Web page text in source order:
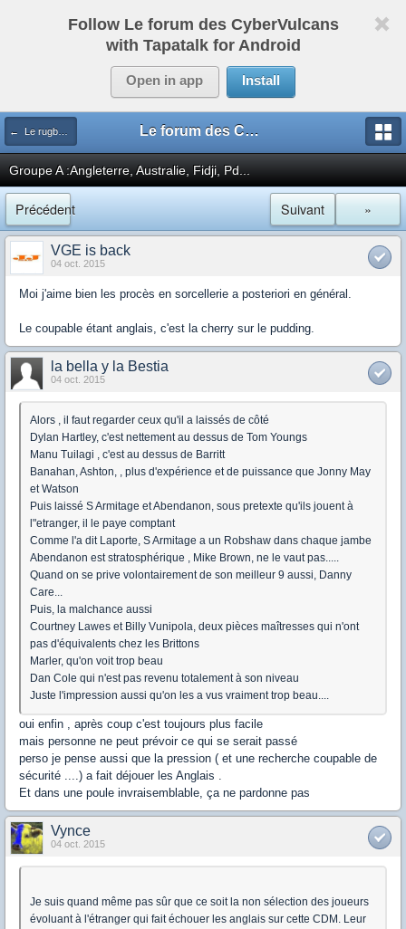
Follow Le forum des CyberVulcans
with Tapatalk for Android
Open in app Install
← Le rugby international Le forum des CyberVulcans
Groupe A :Angleterre, Australie, Fidji, Pd...
Précédent »
Suivant
VGE is back
04 oct. 2015
Moi j'aime bien les procès en sorcellerie a posteriori en général.
Le coupable étant anglais, c'est la cherry sur le pudding.
la bella y la Bestia
04 oct. 2015
Alors , il faut regarder ceux qu'il a laissés de côté
Dylan Hartley, c'est nettement au dessus de Tom Youngs
Manu Tuilagi , c'est au dessus de Barritt
Banahan, Ashton, , plus d'expérience et de puissance que Jonny May
et Watson
Puis laissé S Armitage et Abendanon, sous pretexte qu'ils jouent à
l"etranger, il le paye comptant
Comme l'a dit Laporte, S Armitage a un Robshaw dans chaque jambe
Abendanon est stratosphérique , Mike Brown, ne le vaut pas.....
Quand on se prive volontairement de son meilleur 9 aussi, Danny
Care...
Puis, la malchance aussi
Courtney Lawes et Billy Vunipola, deux pièces maîtresses qui n'ont
pas d'équivalents chez les Brittons
Marler, qu'on voit trop beau
Dan Cole qui n'est pas revenu totalement à son niveau
Juste l'impression aussi qu'on les a vus vraiment trop beau....
oui enfin , après coup c'est toujours plus facile
mais personne ne peut prévoir ce qui se serait passé
perso je pense aussi que la pression ( et une recherche coupable de
sécurité ....) a fait déjouer les Anglais .
Et dans une poule invraisemblable, ça ne pardonne pas
Vynce
04 oct. 2015
Je suis quand même pas sûr que ce soit la non sélection des joueurs
évoluant à l'étranger qui fait échouer les anglais sur cette CDM. Leur